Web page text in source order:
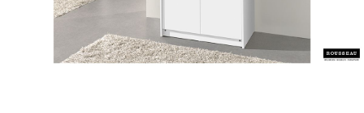
Korte Beschrijving
Kleerkast 'Ray' 2 Deuren Wit (180x80x54cm)
Afmetingen: H-H 180